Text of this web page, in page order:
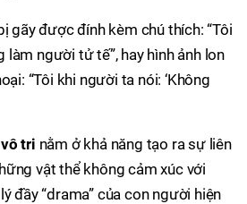
gãy được đính kèm chú thích: “Tôi
làm người tử tế”, hay hình ảnh lon
“Tôi khi người ta nói: ‘Không
tri nằm ở khả năng tạo ra sự liên
vật thể không cảm xúc với
đầy “drama” của con người hiện